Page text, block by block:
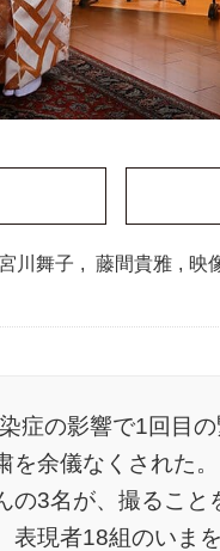
川舞子 , 藤間貴雅 , 映
症の影響で1回目
余儀なくされた
の3名が、撮るこ
表現者18組のいま